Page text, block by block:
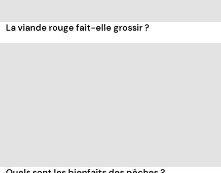
La viande rouge fait-elle grossir ?